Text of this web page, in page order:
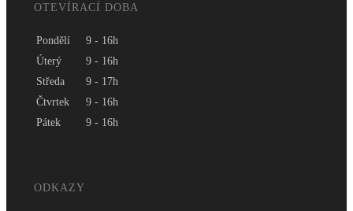
OTEVÍRACÍ DOBA
Pondělí
9 - 16h
Úterý
9 - 16h
Středa
9 - 17h
Čtvrtek
9 - 16h
Pátek
9 - 16h
ODKAZY